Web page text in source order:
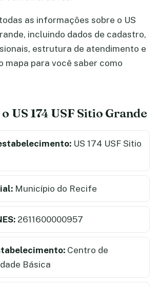
as informações sobre o US
incluindo dados de cadastro,
estrutura de atendimento e
mapa para você saber como
US 174 USF Sitio Grande
US 174 USF Sitio
Município do Recife
2611600000957
Centro de
Básica